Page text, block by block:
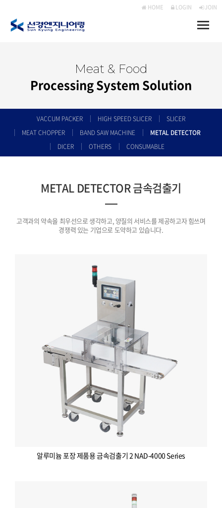
HOME LOGIN JOIN
Toggle
Meat & Food
Processing System Solution
VACCUM PACKER HIGH SPEED SLICER
SLICER
MEAT CHOPPER
BAND SAW MACHINE
METAL DETECTOR
DICER
OTHERS CONSUMABLE
METAL DETECTOR 금속검출기
고객과의 약속을 최우선으로 생각하고, 양질의 서비스를 제공하고자 힘쓰며
경쟁력 있는 기업으로 도약하고 있습니다.
알루미늄 포장 제품용 금속검출기 2 NAD-4000 Series